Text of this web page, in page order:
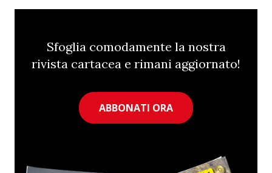
Sfoglia comodamente la nostra
rivista cartacea e rimani aggiornato!
ABBONATI ORA